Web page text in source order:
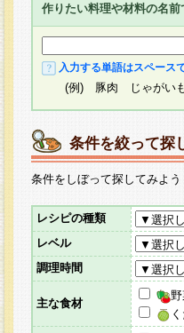
作りたい料理や材料の名前
入力する単語はスペース
(例) 豚肉 じゃがいも
条件を絞って探
条件をしぼって探してみよう
レシピの種類
レベル
調理時間
主な食材